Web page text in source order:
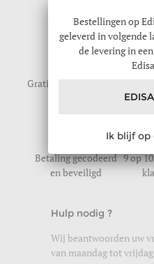
Gratis levering vanaf
tot
Betaling gecodeerd
en beveiligd
9 op
Hulp nodig ?
Wij beantwoorden uw
van maandag tot
Bestellingen op
geleverd in volgende
de levering in
Ik blijf op